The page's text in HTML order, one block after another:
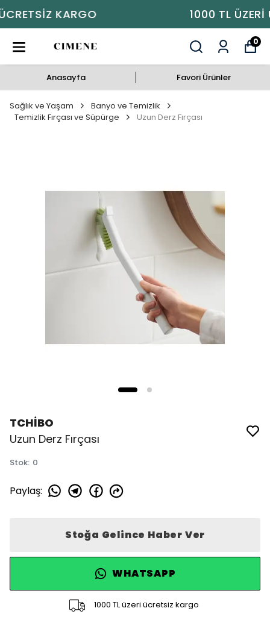
1000 TL ÜZERI ÜCRETSIZ KARGO
0
Anasayfa Favori Ürünler
Sağlık ve Yaşam
Banyo ve Temizlik
Temizlik Fırçası ve Süpürge
Uzun Derz Fırçası
TCHİBO
Uzun Derz Fırçası
Stok: 0
Paylaş:
Stoğa Gelince Haber Ver
WHATSAPP
1000 TL üzeri ücretsiz kargo